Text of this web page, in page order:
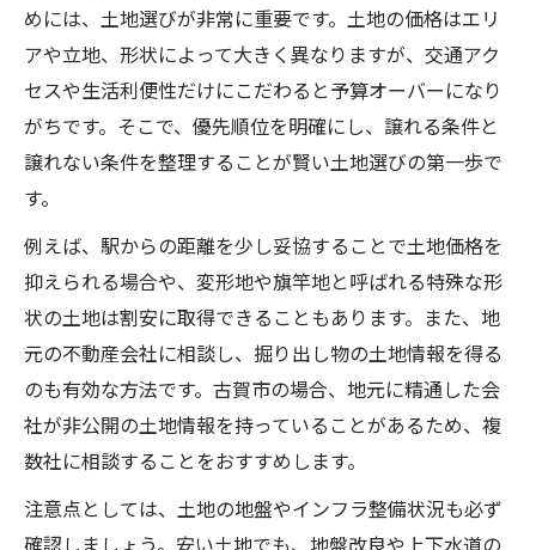
めには、土地選びが非常に重要です。土地の価格はエリ
アや立地、形状によって大きく異なりますが、交通アク
セスや生活利便性だけにこだわると予算オーバーになり
がちです。そこで、優先順位を明確にし、譲れる条件と
譲れない条件を整理することが賢い土地選びの第一歩で
す。
例えば、駅からの距離を少し妥協することで土地価格を
抑えられる場合や、変形地や旗竿地と呼ばれる特殊な形
状の土地は割安に取得できることもあります。また、地
元の不動産会社に相談し、掘り出し物の土地情報を得る
のも有効な方法です。古賀市の場合、地元に精通した会
社が非公開の土地情報を持っていることがあるため、複
数社に相談することをおすすめします。
注意点としては、土地の地盤やインフラ整備状況も必ず
確認しましょう。安い土地でも、地盤改良や上下水道の